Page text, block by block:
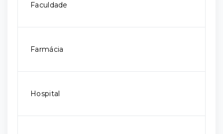
Faculdade
Farmácia
Hospital